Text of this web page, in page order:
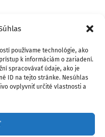
používame technológie, ako
k informáciám o zariadení.
spracovávať údaje, ako je
ID na tejto stránke. Nesúhlas
ovplyvniť určité vlastnosti a